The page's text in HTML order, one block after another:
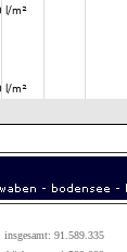
insgesamt: 91.589.335